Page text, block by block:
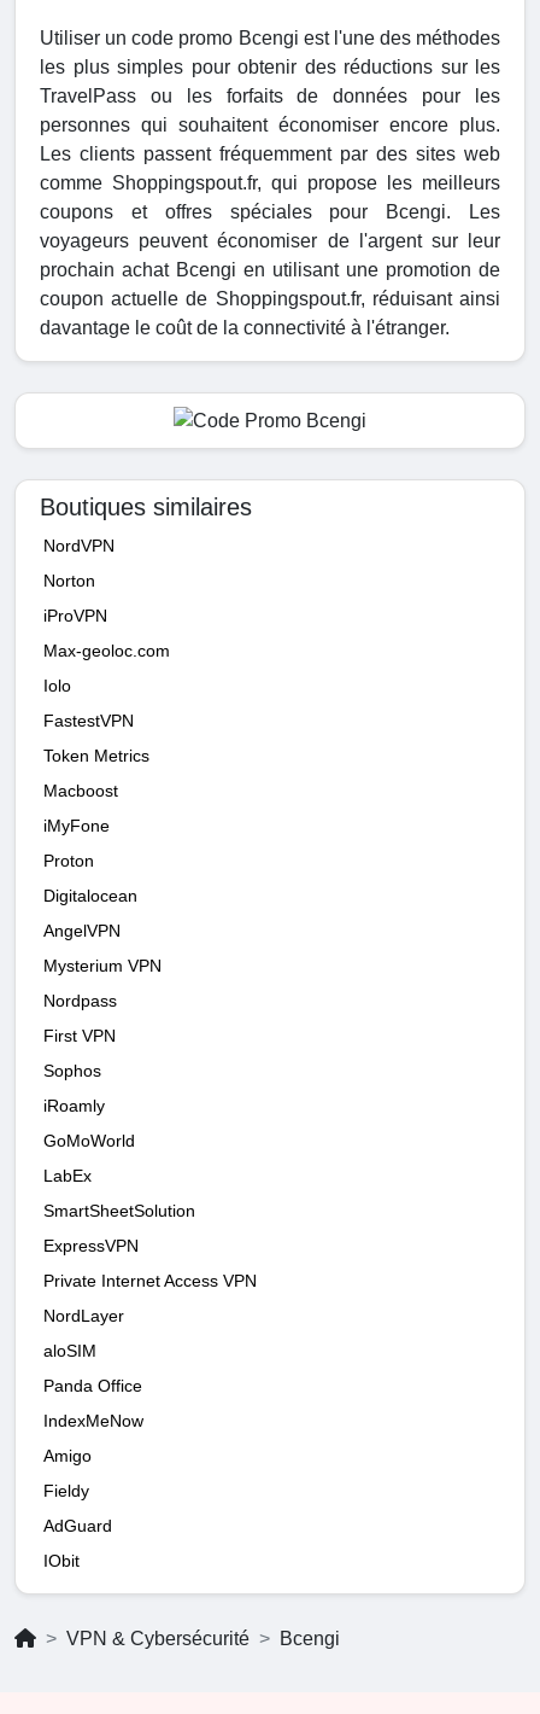
Utiliser un code promo Bcengi est l'une des méthodes
les plus simples pour obtenir des réductions sur les
TravelPass ou les forfaits de données pour les
personnes qui souhaitent économiser encore plus.
Les clients passent fréquemment par des sites web
comme Shoppingspout.fr, qui propose les meilleurs
coupons et offres spéciales pour Bcengi. Les
voyageurs peuvent économiser de l'argent sur leur
prochain achat Bcengi en utilisant une promotion de
coupon actuelle de Shoppingspout.fr, réduisant ainsi
davantage le coût de la connectivité à l'étranger.
Boutiques similaires
NordVPN
Norton
iProVPN
Max-geoloc.com
Iolo
FastestVPN
Token Metrics
Macboost
iMyFone
Proton
Digitalocean
AngelVPN
Mysterium VPN
Nordpass
First VPN
Sophos
iRoamly
GoMoWorld
LabEx
SmartSheetSolution
ExpressVPN
Private Internet Access VPN
NordLayer
aloSIM
Panda Office
IndexMeNow
Amigo
Fieldy
AdGuard
IObit
VPN & Cybersécurité Bcengi